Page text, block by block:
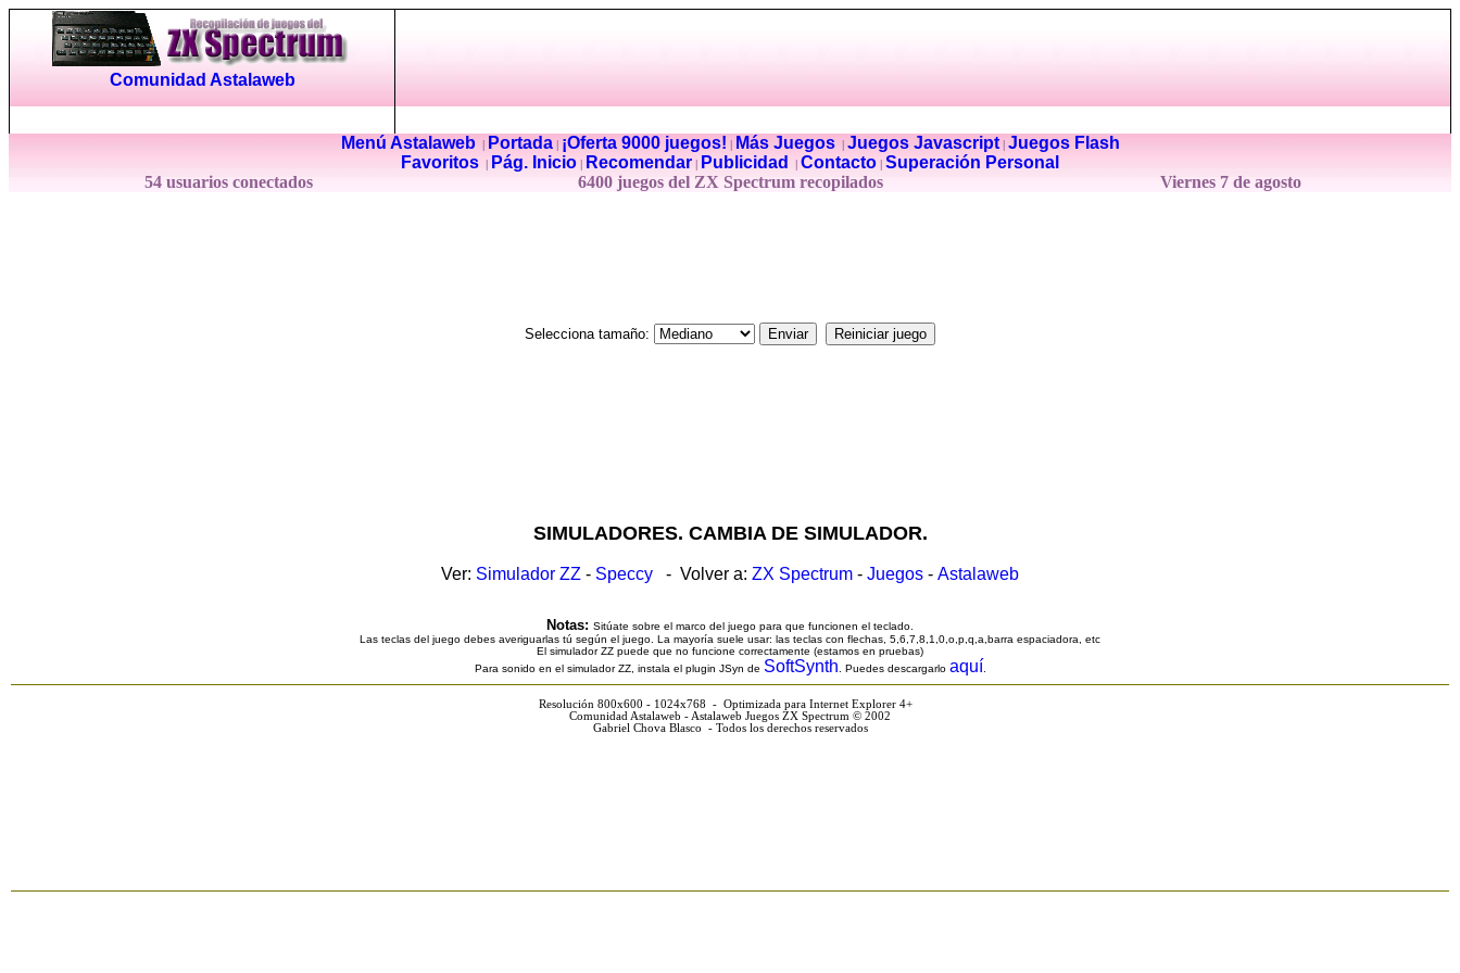
Comunidad Astalaweb
Menú Astalaweb| Portada| ¡Oferta 9000 juegos! Más Juegos| Juegos Javascript| Juegos Flash
Favoritos
Pág. Inicio Recomendar Publicidad Contacto Superación Personal
54 usuarios conectados
6400 juegos del ZX Spectrum recopilados Viernes 7 de agosto
Selecciona tamaño:
SIMULADORES. CAMBIA DE SIMULADOR.
Ver: Simulador ZZ - Speccy - Volver a: ZX Spectrum - Juegos - Astalaweb
Notas: Sitúate sobre el marco del juego para que funcionen el teclado.
Las teclas del juego debes averiguarlas tú según el juego. La mayoría suele usar: las teclas con flechas, 5,6,7,8,1,0,o,p,q,a,barra espaciadora, etc
El simulador ZZ puede que no funcione correctamente (estamos en pruebas)
Para sonido en el simulador ZZ, instala el plugin JSyn de SoftSynth . Puedes descargarlo aquí
Resolución 800x600 - 1024x768 - Optimizada para Internet Explorer 4+
Comunidad Astalaweb - Astalaweb Juegos ZX Spectrum © 2002
Gabriel Chova Blasco - Todos los derechos reservados